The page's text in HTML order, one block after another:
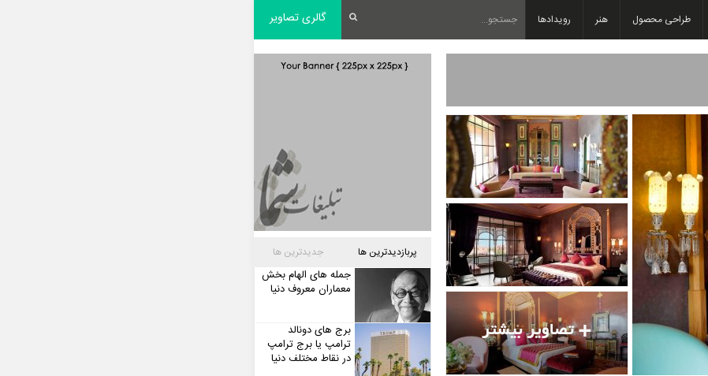
طراحی محصول هنر رویدادها گالری تصاویر
پربازدیدترین ها جدیدترین ها
جمله های الهام بخش
معماران معروف دنیا
برج های دونالد
ترامپ یا برج ترامپ
در نقاط مختلف دنیا